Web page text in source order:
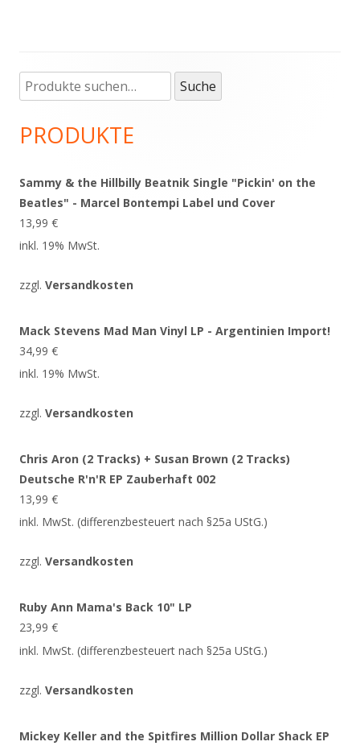
Haupt-
Seitenleiste
Suche
nach:
Suche
PRODUKTE
Sammy & the Hillbilly Beatnik Single "Pickin' on the
Beatles" - Marcel Bontempi Label und Cover
13,99 €
inkl. 19% MwSt.
zzgl. Versandkosten
Mack Stevens Mad Man Vinyl LP - Argentinien Import!
34,99 €
inkl. 19% MwSt.
zzgl. Versandkosten
Chris Aron (2 Tracks) + Susan Brown (2 Tracks)
Deutsche R'n'R EP Zauberhaft 002
13,99 €
inkl. MwSt. (differenzbesteuert nach §25a UStG.)
zzgl. Versandkosten
Ruby Ann Mama's Back 10" LP
23,99 €
inkl. MwSt. (differenzbesteuert nach §25a UStG.)
zzgl. Versandkosten
Mickey Keller and the Spitfires Million Dollar Shack EP